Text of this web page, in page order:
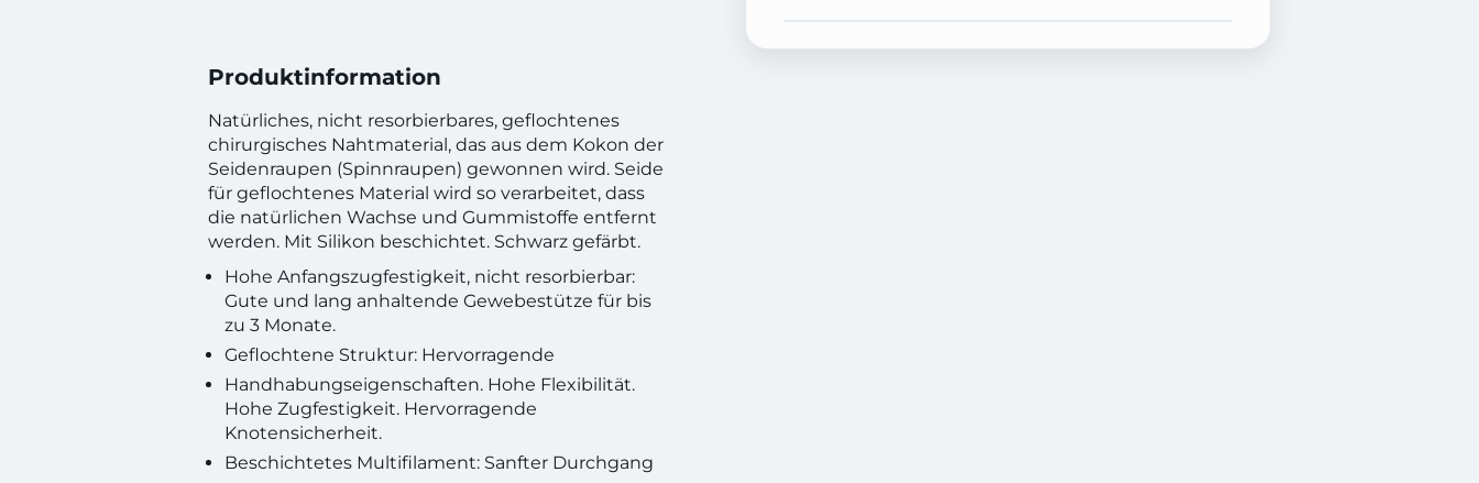
Produktinformation
Natürliches, nicht resorbierbares, geflochtenes
chirurgisches Nahtmaterial, das aus dem Kokon der
Seidenraupen (Spinnraupen) gewonnen wird. Seide
für geflochtenes Material wird so verarbeitet, dass
die natürlichen Wachse und Gummistoffe entfernt
werden. Mit Silikon beschichtet. Schwarz gefärbt.
Hohe Anfangszugfestigkeit, nicht resorbierbar:
Gute und lang anhaltende Gewebestütze für bis
zu 3 Monate.
Geflochtene Struktur: Hervorragende
Handhabungseigenschaften. Hohe Flexibilität.
Hohe Zugfestigkeit. Hervorragende
Knotensicherheit.
Beschichtetes Multifilament: Sanfter Durchgang